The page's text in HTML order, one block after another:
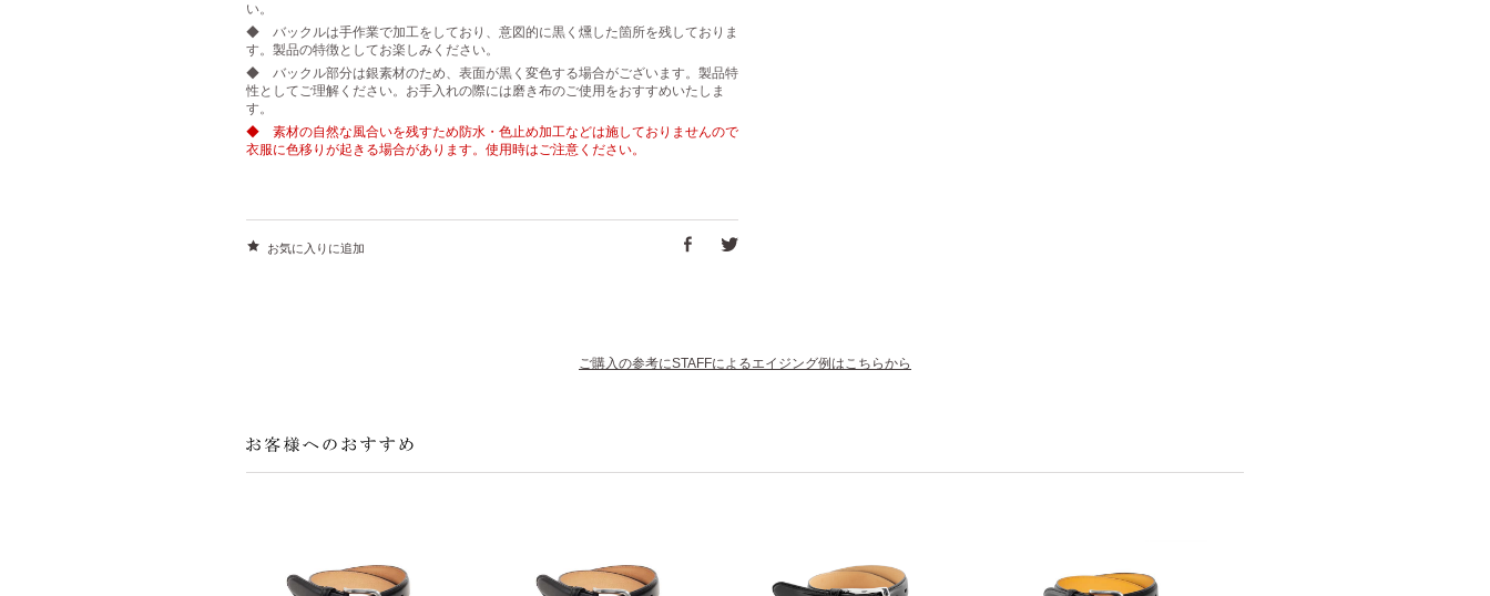
い。
◆ バックルは手作業で加工をしており、意図的に黒く燻した箇所を残しておりま
す。製品の特徴としてお楽しみください。
◆ バックル部分は銀素材のため、表面が黒く変色する場合がございます。製品特
性としてご理解ください。お手入れの際には磨き布のご使用をおすすめいたしま
す。
◆ 素材の自然な風合いを残すため防水・色止め加工などは施しておりませんので
衣服に色移りが起きる場合があります。使用時はご注意ください。
お気に入りに追加
ご購入の参考にSTAFFによるエイジング例はこちらから